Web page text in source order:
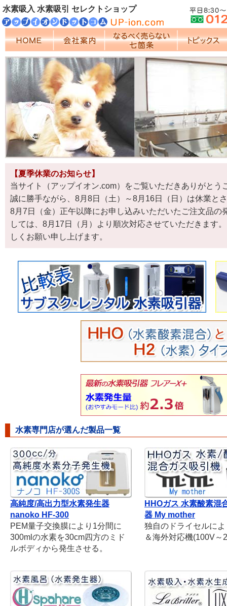
水素吸入 水素吸引 セレクトショップ
【夏季休業のお知らせ】
当サイト（アップイオン.com）をご覧いただきありがとう
誠に勝手ながら、8月8日（土）～8月16日（日）は休業と
8月7日（金）正午以降にお申し込みいただいたご注文品
しては、8月17日（月）より順次対応させていただきます
しくお願い申し上げます。
水素専門店が選んだ製品一覧
高純度/高出力型水素発生器
nanoko HF-300
PEM量子交換膜により1分間に
300mlの水素を30cm四方のミド
ルボディから発生させる。
HHOガス 水素酸素混
器 My mother
独自のドライセルに
＆海外対応機(100V～